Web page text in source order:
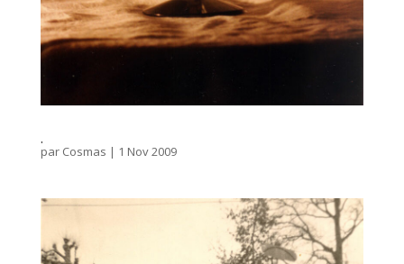
.
par Cosmas | 1 Nov 2009